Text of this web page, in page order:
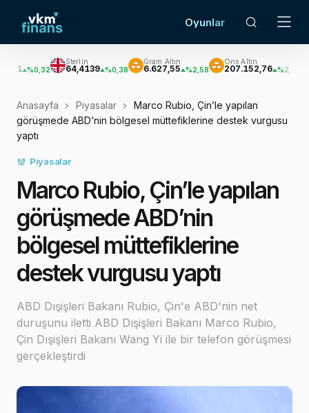
Oyunlar
Sterlin
64,4139 %0,38
Gram Altın
6.627,55 %2,58
Ons Altın
207.152,76 %2,62
Anasayfa Piyasalar
Marco Rubio, Çin’le yapılan
görüşmede ABD’nin bölgesel müttefiklerine destek vurgusu
yaptı
Piyasalar
Marco Rubio, Çin’le yapılan
görüşmede ABD’nin
bölgesel müttefiklerine
destek vurgusu yaptı
ABD Dışişleri Bakanı Rubio, Çin'e ABD'nin net
duruşunu iletti ABD Dışişleri Bakanı Marco Rubio,
Çin Dışişleri Bakanı Wang Yi ile bir telefon görüşmesi
gerçekleştirdi